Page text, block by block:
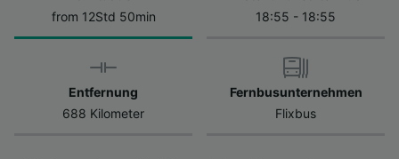
from 12Std 50min
18:55 - 18:55
Entfernung
688 Kilometer
Fernbusunternehmen
Flixbus
Datenschutzrichtlinie. Diese Präferenzen
werden unseren Partnern signalisiert und
haben keinen Einfluss auf Surfdaten. Ihre
Daten werden nicht für Tracking-Zwecke
verwendet, wenn Sie uns gebeten haben, Ihr
Surfverhalten nicht zu verfolgen.